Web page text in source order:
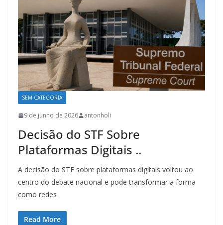
SEM CATEGORIA
9 de junho de 2026 antonholi
Decisão do STF Sobre
Plataformas Digitais ..
A decisão do STF sobre plataformas digitais voltou ao
centro do debate nacional e pode transformar a forma
como redes
Read More